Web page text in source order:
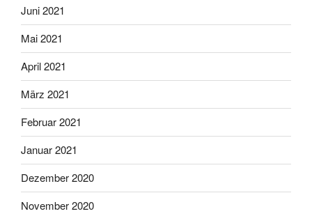
Juni 2021
Mai 2021
April 2021
März 2021
Februar 2021
Januar 2021
Dezember 2020
November 2020